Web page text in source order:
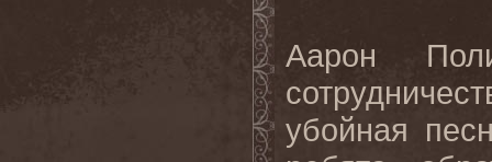
Аарон
убойная